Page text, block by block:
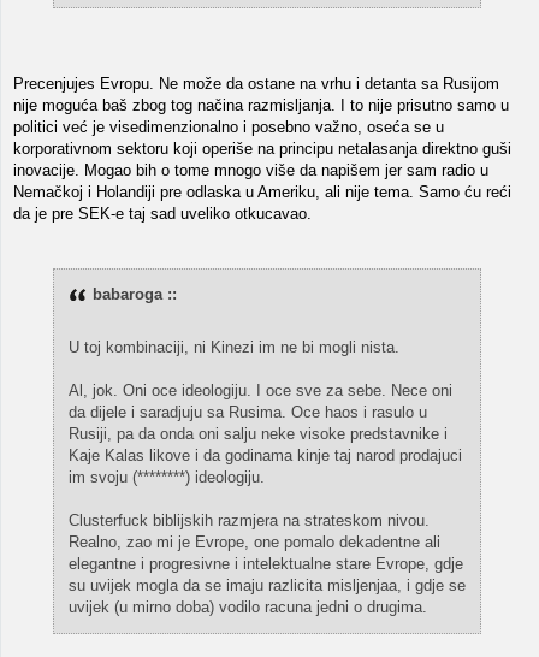
Precenjujes Evropu. Ne može da ostane na vrhu i detanta sa Rusijom
nije moguća baš zbog tog načina razmisljanja. I to nije prisutno samo u
politici već je visedimenzionalno i posebno važno, oseća se u
korporativnom sektoru koji operiše na principu netalasanja direktno guši
inovacije. Mogao bih o tome mnogo više da napišem jer sam radio u
Nemačkoj i Holandiji pre odlaska u Ameriku, ali nije tema. Samo ću reći
da je pre SEK-e taj sad uveliko otkucavao.
babaroga ::
U toj kombinaciji, ni Kinezi im ne bi mogli nista.
Al, jok. Oni oce ideologiju. I oce sve za sebe. Nece oni
da dijele i saradjuju sa Rusima. Oce haos i rasulo u
Rusiji, pa da onda oni salju neke visoke predstavnike i
Kaje Kalas likove i da godinama kinje taj narod prodajuci
im svoju (********) ideologiju.
Clusterfuck biblijskih razmjera na strateskom nivou.
Realno, zao mi je Evrope, one pomalo dekadentne ali
elegantne i progresivne i intelektualne stare Evrope, gdje
su uvijek mogla da se imaju razlicita misljenjaa, i gdje se
uvijek (u mirno doba) vodilo racuna jedni o drugima.